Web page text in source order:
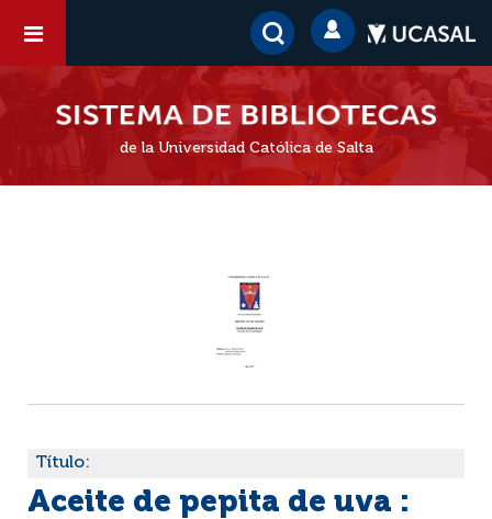
de la Universidad Católica de Salta
Título:
Aceite de pepita de uva :